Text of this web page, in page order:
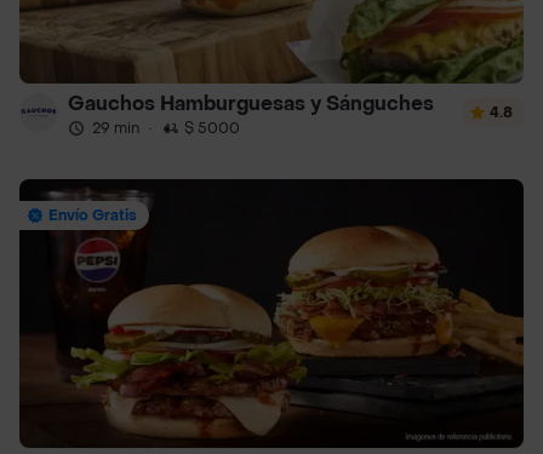
Gauchos Hamburguesas y Sánguches
29 min · $ 5000
4.8
Envío Gratis